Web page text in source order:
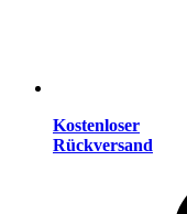
Kostenloser
Rückversand